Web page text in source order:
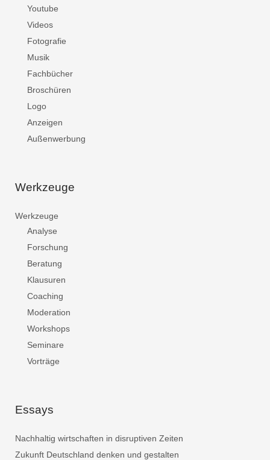
Youtube
Videos
Fotografie
Musik
Fachbücher
Broschüren
Logo
Anzeigen
Außenwerbung
Werkzeuge
Werkzeuge
Analyse
Forschung
Beratung
Klausuren
Coaching
Moderation
Workshops
Seminare
Vorträge
Essays
Nachhaltig wirtschaften in disruptiven Zeiten
Zukunft Deutschland denken und gestalten